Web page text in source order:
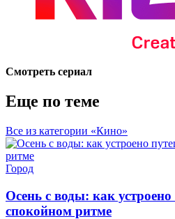
Смотреть сериал
Еще по теме
Все из категории «Кино»
Город
Осень с воды: как устроено
спокойном ритме